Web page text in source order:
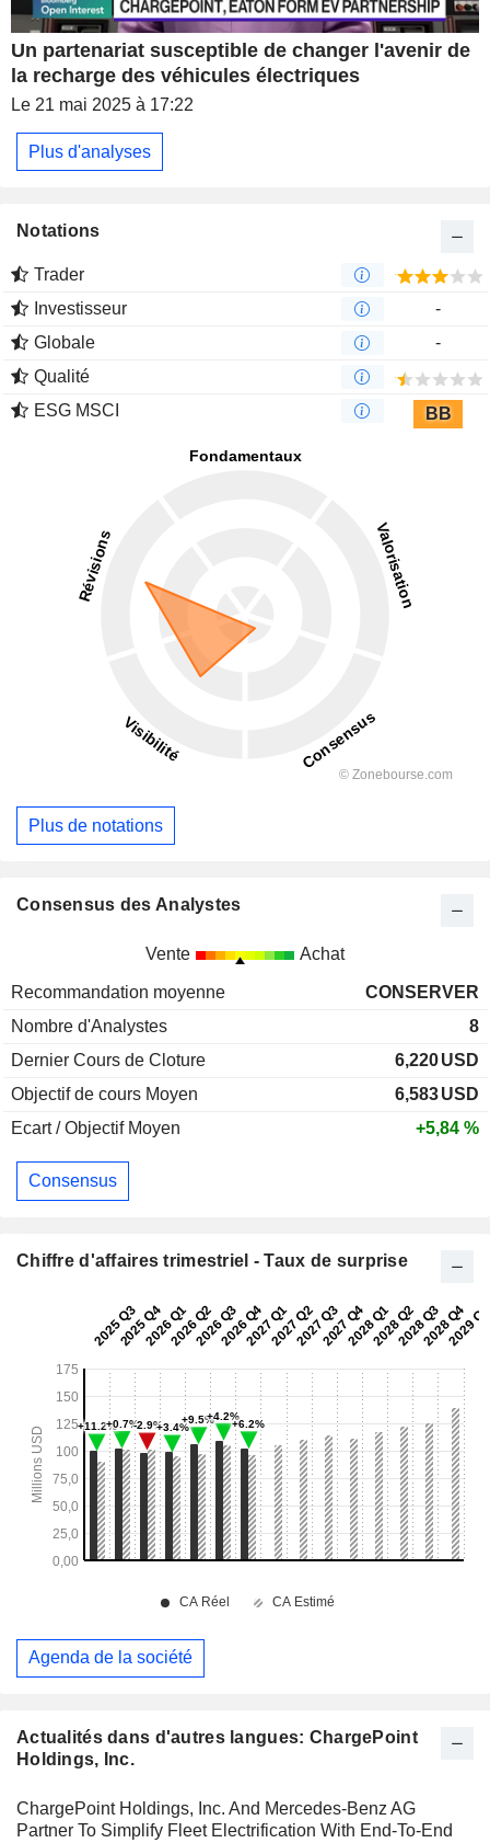
Actualités dans d'autres langues: ChargePoint
Holdings, Inc.
ChargePoint Holdings, Inc. And Mercedes-Benz AG
Partner To Simplify Fleet Electrification With End-To-End
Un partenariat susceptible de changer l'avenir de
la recharge des véhicules électriques
Le 21 mai 2025 à 17:22
Plus d'analyses
Notations
Trader
Investisseur
-
Globale
-
Qualité
ESG MSCI
BB
Plus de notations
Consensus des Analystes
Vente Achat
Recommandation moyenne
CONSERVER
Nombre d'Analystes
8
Dernier Cours de Cloture
6,220USD
Objectif de cours Moyen
6,583USD
Ecart / Objectif Moyen
+5,84 %
Consensus
Chiffre d'affaires trimestriel - Taux de surprise
Agenda de la société